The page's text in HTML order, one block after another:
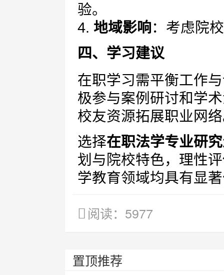
验。
4. 地域影响：考虑院
四、学习建议
在职学习需平衡工作
极参与案例研讨和学
校友资源拓展职业网
选择在职法学专业研
划与院校特色，理性
学教育领域均具有显
阅读：5977
置顶推荐